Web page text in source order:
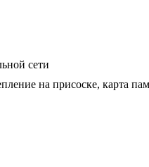
сети
на присоске, карта